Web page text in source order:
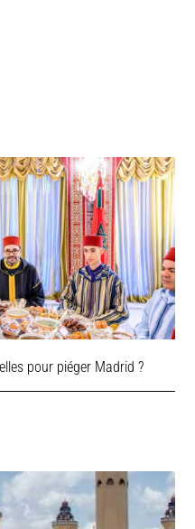
pour piéger Madrid ?